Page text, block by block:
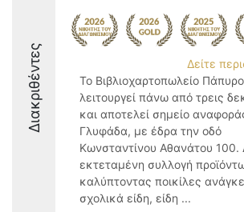
Διακριθέντες
Δείτε
Το Βιβλιοχαρτοπωλείο
λειτουργεί πάνω από τρεις
και αποτελεί σημείο
Γλυφάδα, με έδρα την οδό
Κωνσταντίνου Αθανάτου 100.
εκτεταμένη συλλογή
καλύπτοντας ποικίλες
σχολικά είδη, είδη ...